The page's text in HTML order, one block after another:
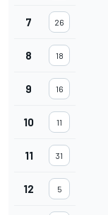
7 26
8 18
9 16
10 11
11 31
12 5